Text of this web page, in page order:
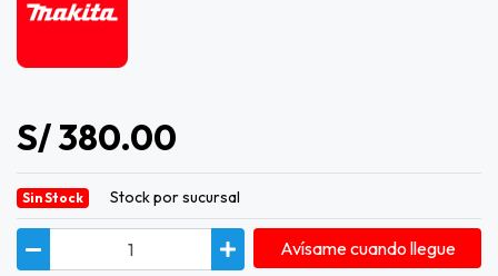
S/ 380.00
Sin Stock Stock por sucursal
Avísame cuando llegue